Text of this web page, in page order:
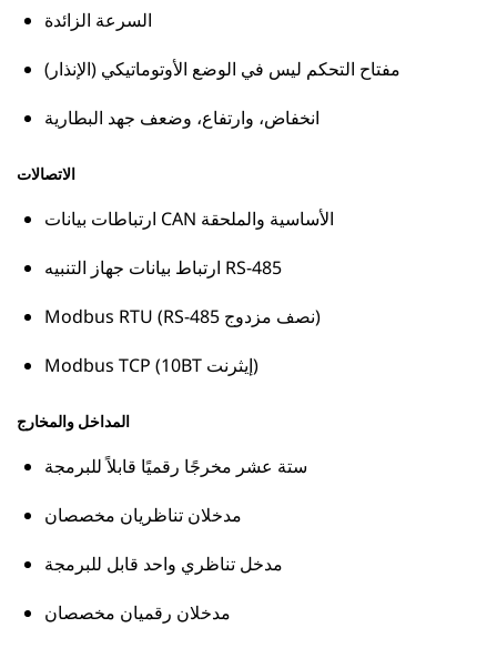
السرعة الزائدة
مفتاح التحكم ليس في الوضع الأوتوماتيكي (الإنذار)
انخفاض، وارتفاع، وضعف جهد البطارية
الاتصالات
ارتباطات بيانات CAN الأساسية والملحقة
ارتباط بيانات جهاز التنبيه RS-485
Modbus RTU (RS-485 نصف مزدوج)
Modbus TCP (10BT إيثرنت)
المداخل والمخارج
ستة عشر مخرجًا رقميًا قابلاً للبرمجة
مدخلان تناظريان مخصصان
مدخل تناظري واحد قابل للبرمجة
مدخلان رقميان مخصصان